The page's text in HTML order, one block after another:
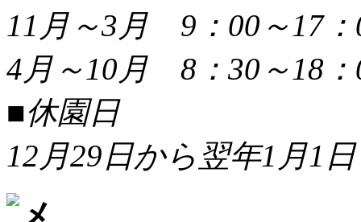
11月～3月 9：00～17：
4月～10月 8：30～18：
■休園日
12月29日から翌年1月1日